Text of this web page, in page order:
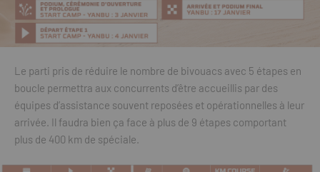
Le parti pris de réduire le nombre de bivouacs avec 5 étapes en
boucle permettra aux concurrents d’être accueillis par des
équipes d’assistance souvent reposées et opérationnelles à leur
arrivée. Il faudra bien ça face à plus de 9 étapes comportant
plus de 400 km de spéciale.